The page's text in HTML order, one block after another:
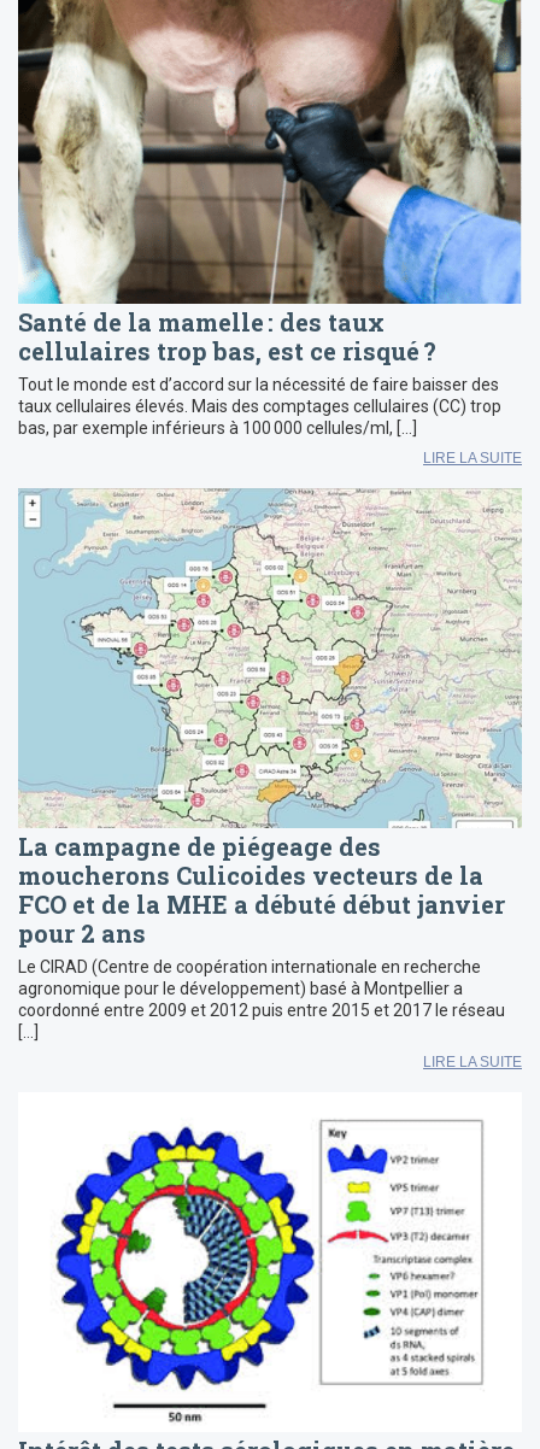
Santé de la mamelle : des taux
cellulaires trop bas, est ce risqué ?
Tout le monde est d’accord sur la nécessité de faire baisser des
taux cellulaires élevés. Mais des comptages cellulaires (CC) trop
bas, par exemple inférieurs à 100 000 cellules/ml, […]
LIRE LA SUITE
La campagne de piégeage des
moucherons Culicoides vecteurs de la
FCO et de la MHE a débuté début janvier
pour 2 ans
Le CIRAD (Centre de coopération internationale en recherche
agronomique pour le développement) basé à Montpellier a
coordonné entre 2009 et 2012 puis entre 2015 et 2017 le réseau
[…]
LIRE LA SUITE